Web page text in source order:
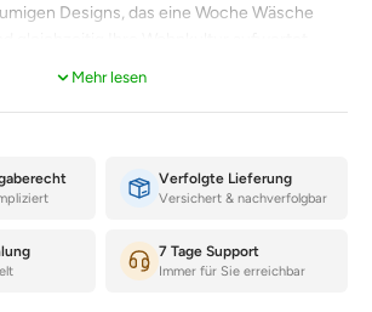
Designs, das eine Woche Wäsche
Mehr lesen
Verfolgte Lieferung
Versichert & nachverfolgbar
7 Tage Support
Immer für Sie erreichbar